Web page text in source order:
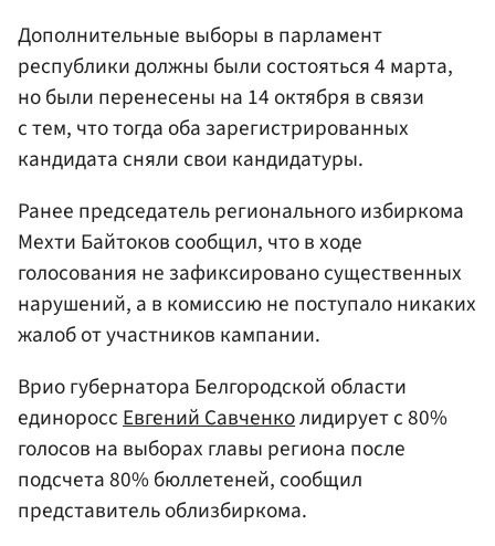
Дополнительные выборы в парламент
республики должны были состояться 4 марта,
но были перенесены на 14 октября в связи
с тем, что тогда оба зарегистрированных
кандидата сняли свои кандидатуры.
Ранее председатель регионального избиркома
Мехти Байтоков сообщил, что в ходе
голосования не зафиксировано существенных
нарушений, а в комиссию не поступало никаких
жалоб от участников кампании.
Врио губернатора Белгородской области
единороссЕвгений Савченколидирует с 80%
голосов на выборах главы региона после
подсчета 80% бюллетеней, сообщил
представитель облизбиркома.